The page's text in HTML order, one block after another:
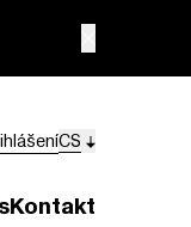
CS
Kontakt